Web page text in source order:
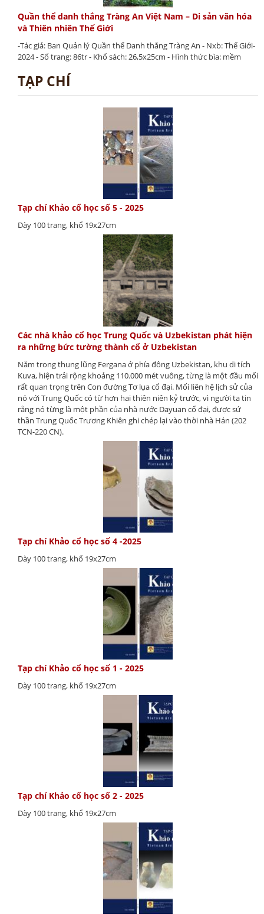
Quần thể danh thắng Tràng An Việt Nam – Di sản văn hóa
và Thiên nhiên Thế Giới
-Tác giả: Ban Quản lý Quần thể Danh thắng Tràng An - Nxb: Thế Giới-
2024 - Số trang: 86tr - Khổ sách: 26,5x25cm - Hình thức bìa: mềm
TẠP CHÍ
Tạp chí Khảo cổ học số 5 - 2025
Dày 100 trang, khổ 19x27cm
Các nhà khảo cổ học Trung Quốc và Uzbekistan phát hiện
ra những bức tường thành cổ ở Uzbekistan
Nằm trong thung lũng Fergana ở phía đông Uzbekistan, khu di tích
Kuva, hiện trải rộng khoảng 110.000 mét vuông, từng là một đầu mối
rất quan trọng trên Con đường Tơ lụa cổ đại. Mối liên hệ lịch sử của
nó với Trung Quốc có từ hơn hai thiên niên kỷ trước, vì người ta tin
rằng nó từng là một phần của nhà nước Dayuan cổ đại, được sứ
thần Trung Quốc Trương Khiên ghi chép lại vào thời nhà Hán (202
TCN-220 CN).
Tạp chí Khảo cổ học số 4 -2025
Dày 100 trang, khổ 19x27cm
Tạp chí Khảo cổ học số 1 - 2025
Dày 100 trang, khổ 19x27cm
Tạp chí Khảo cổ học số 2 - 2025
Dày 100 trang, khổ 19x27cm